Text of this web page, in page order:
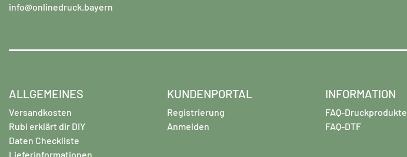
info@onlinedruck.bayern
ALLGEMEINES
Versandkosten
Rubi erklärt dir DIY
Daten Checkliste
Lieferinformationen
KUNDENPORTAL
Registrierung
Anmelden
INFORMATION
FAQ-Druckprodukte
FAQ-DTF